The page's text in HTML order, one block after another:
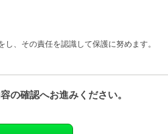
、その責任を認識して保護に努めます。
ェブ上での効果的な広告の配信のためにこれ
の確認へお進みください。